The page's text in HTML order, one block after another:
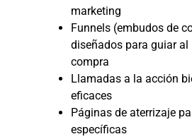
marketing
Funnels (embudos de
diseñados para guiar
compra
Llamadas a la acción
eficaces
Páginas de aterrizaje
específicas